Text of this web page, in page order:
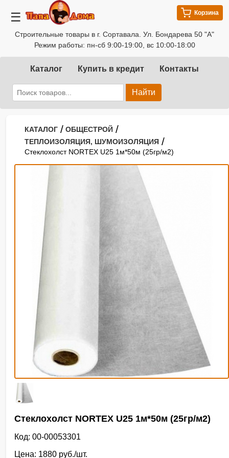
☰
Строительные товары в г. Сортавала. Ул. Бондарева 50 "А"
Режим работы: пн-сб 9:00-19:00, вс 10:00-18:00
Корзина
Каталог Купить в кредит Контакты
Найти
КАТАЛОГ / ОБЩЕСТРОЙ /
ТЕПЛОИЗОЛЯЦИЯ, ШУМОИЗОЛЯЦИЯ /
Стеклохолст NORTEX U25 1м*50м (25гр/м2)
Стеклохолст NORTEX U25 1м*50м (25гр/м2)
Код: 00-00053301
Цена: 1880 руб./шт.